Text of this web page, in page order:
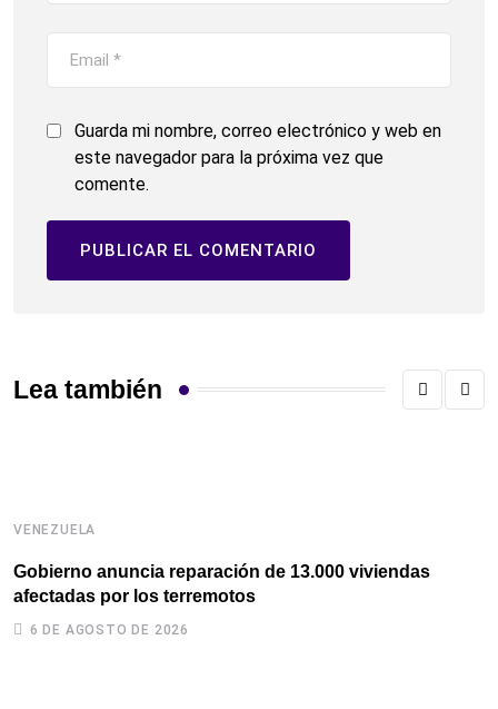
Guarda mi nombre, correo electrónico y web en
este navegador para la próxima vez que
comente.
Lea también
VENEZUELA
Gobierno anuncia reparación de 13.000 viviendas
afectadas por los terremotos
6 DE AGOSTO DE 2026